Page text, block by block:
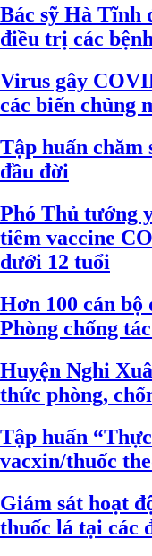
Bác sỹ Hà Tĩnh
điều trị các
Virus gây
các biến chủng
Tập huấn chăm
đầu đời
Phó Thủ tướng
tiêm vaccine
dưới 12 tuổi
Hơn 100 cán
Phòng chống
Huyện Nghi
thức phòng,
Tập huấn
vacxin/thuốc
Giám sát hoạt
thuốc lá tại các